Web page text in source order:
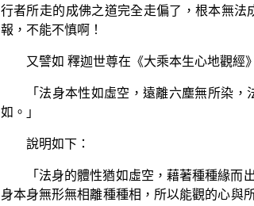
行者所走的成佛之道完全走偏了，根本無
報，不能不慎啊！
又譬如 釋迦世尊在《大乘本生心地觀經
「法身本性如虛空，遠離六塵無所染
如。」
說明如下：
「法身的體性猶如虛空，藉著種種緣
身本身無形無相離種種相，所以能觀的心與